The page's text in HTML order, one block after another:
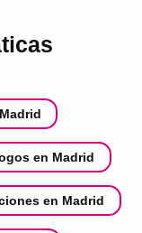
en Madrid
en Madrid